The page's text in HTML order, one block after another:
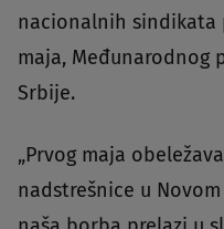
nacionalnih sindikata
maja, Međunarodnog
Srbije.
„Prvog maja
nadstrešnice u